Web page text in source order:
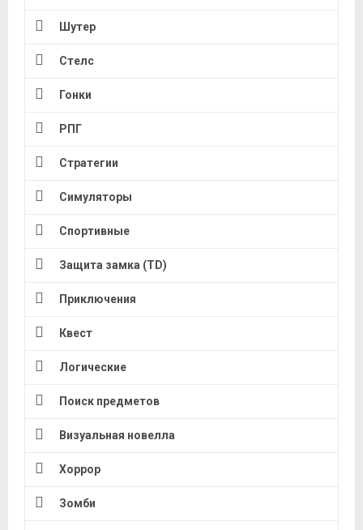
Шутер
Стелс
Гонки
РПГ
Стратегии
Симуляторы
Спортивные
Защита замка (TD)
Приключения
Квест
Логические
Поиск предметов
Визуальная новелла
Хоррор
Зомби